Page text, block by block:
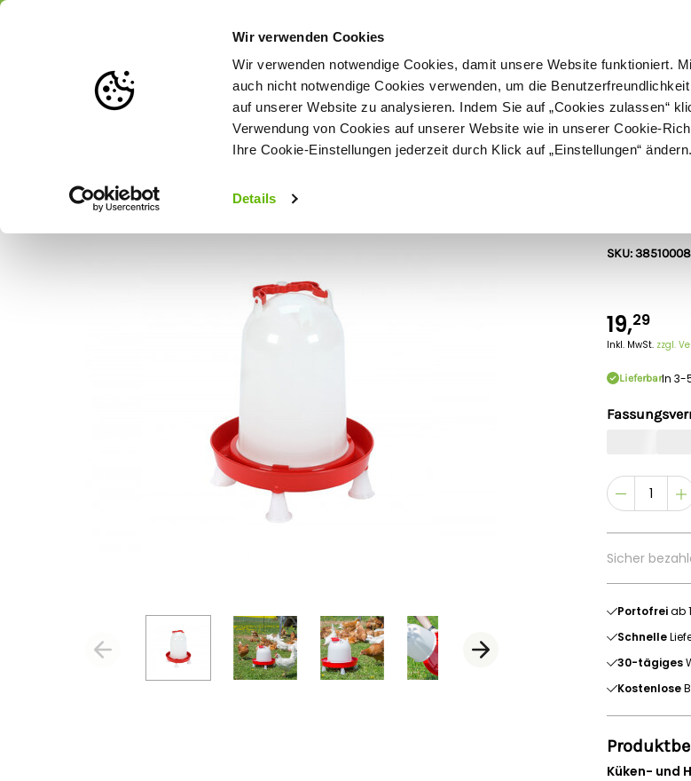
Wir verwenden Cookies
Wir verwenden notwendige Cookies, damit unsere Website funktioniert.
auch nicht notwendige Cookies verwenden, um die
auf unserer Website zu analysieren. Indem Sie auf „Cookies zulassen“
Verwendung von Cookies auf unserer Website wie in unserer Cookie-
Ihre Cookie-Einstellungen jederzeit durch Klick auf „Einstellungen“ ändern.
Details
Weidezaun Zaunlösungen nach Tierart Schermaschinen Futter- &
SKU:
19,29
Inkl. MwSt. zzgl.
LieferbarIn 3-
Sicher
Portofreiab
Schnelle
30-tägiges
Kostenlose
Küken- und